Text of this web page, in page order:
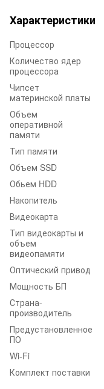
Характеристики
Процессор
Количество ядер
процессора
Чипсет
материнской платы
Объем
оперативной
памяти
Тип памяти
Объем SSD
Обьем HDD
Накопитель
Видеокарта
Тип видеокарты и
объем
видеопамяти
Оптический привод
Мощность БП
Страна-
производитель
Предустановленное
ПО
Wi-Fi
Комплект поставки